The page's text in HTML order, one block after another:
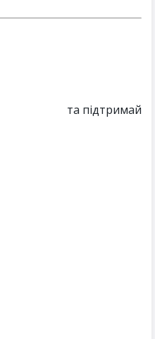
та підтримай